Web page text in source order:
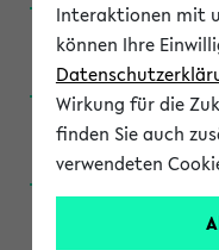
Anglistik: British
(Einschreibung bis
Anglistik: British
(Einschreibung bis
Anglistik: British
(Einschreibung bis
Interaktionen mit
können Ihre
Wirkung für die
finden Sie auch
verwendeten